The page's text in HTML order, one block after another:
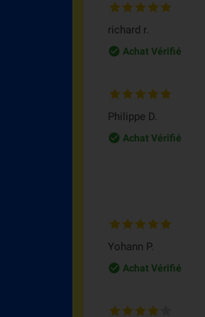
richard r.
Achat Vérifié
Philippe D.
Achat Vérifié
Yohann P.
Achat Vérifié